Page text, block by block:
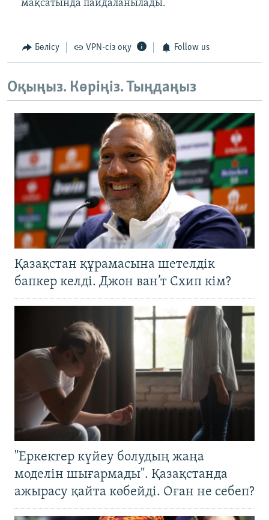
мақсатында пайдаланылады.
Бөлісу VPN-сіз оқу Follow us
Оқыңыз. Көріңіз. Тыңдаңыз
Қазақстан құрамасына шетелдік
бапкер келді. Джон ван’т Схип кім?
"Еркектер күйеу болудың жаңа
моделін шығармады". Қазақстанда
ажырасу қайта көбейді. Оған не себеп?